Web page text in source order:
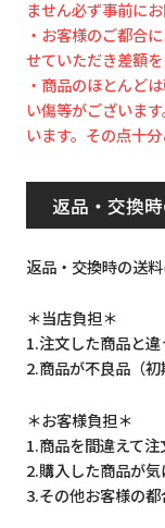
ません必ず事前に
・お客様のご都合
せていただき差額
・商品のほとんど
い傷等がございま
います。その点十分
返品・交換
返品・交換時の送
＊当店負担＊
1.注文した商品と違
2.商品が不良品（
＊お客様負担＊
1.商品を間違えて注
2.購入した商品が気
3.その他お客様の